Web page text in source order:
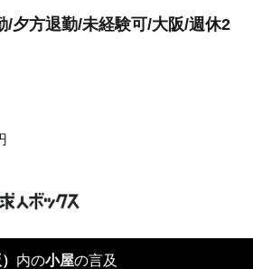
/夕方退勤/未経験可/大阪/週休2
内の小屋の言及